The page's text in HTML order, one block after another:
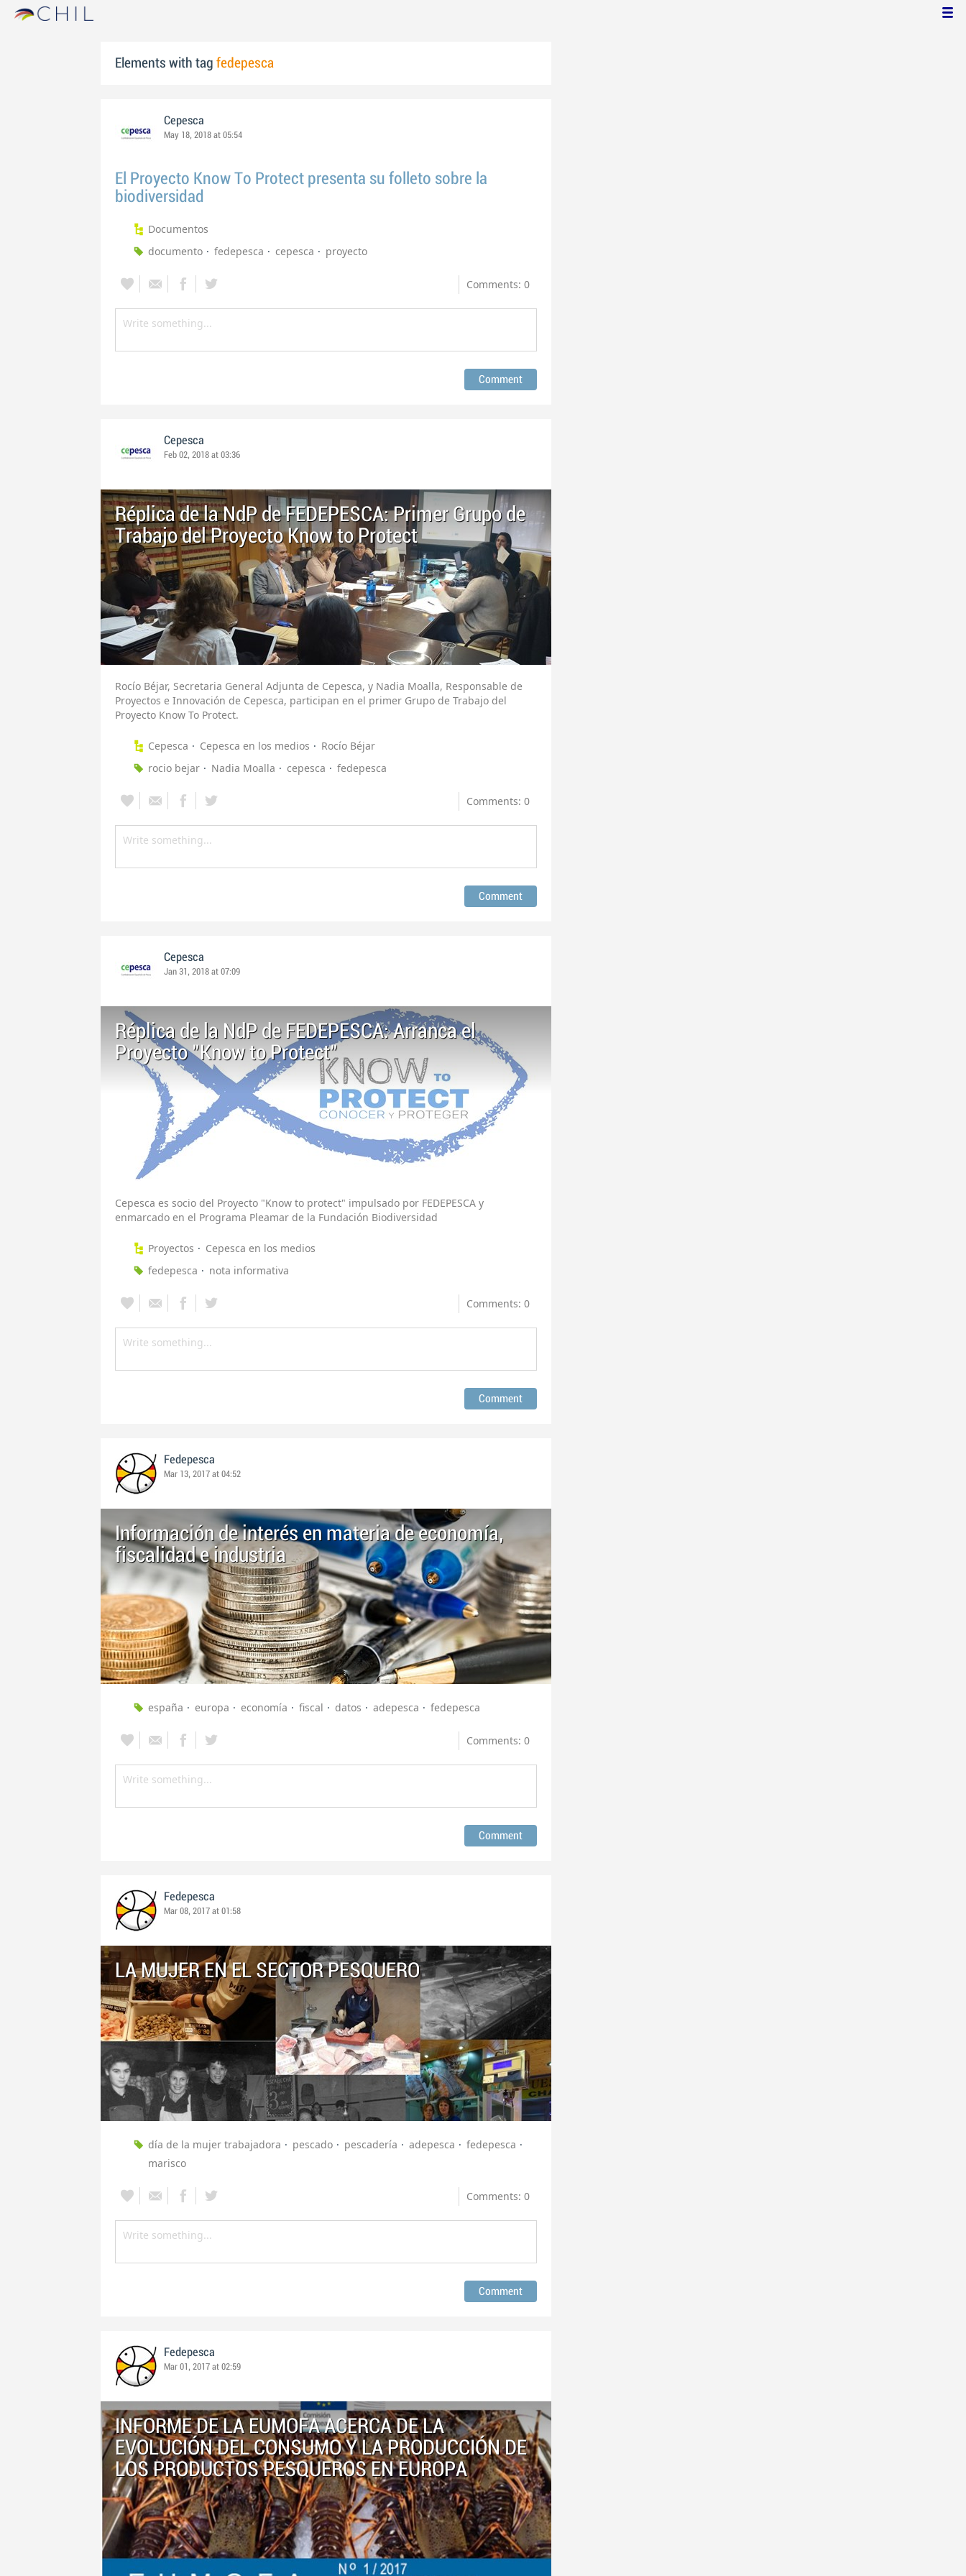
Elements with tag fedepesca
Cepesca
May 18, 2018 at 05:54
El Proyecto Know To Protect presenta su folleto sobre la
biodiversidad
Documentos
documento
fedepesca cepesca proyecto
Comments: 0
Cepesca
Feb 02, 2018 at 03:36
Réplica de la NdP de FEDEPESCA: Primer Grupo de
Trabajo del Proyecto Know to Protect
Rocío Béjar, Secretaria General Adjunta de Cepesca, y Nadia Moalla, Responsable de
Proyectos e Innovación de Cepesca, participan en el primer Grupo de Trabajo del
Proyecto Know To Protect.
Cepesca Cepesca en los medios
Rocío Béjar
rocio bejar
Nadia Moalla cepesca fedepesca
Comments: 0
Cepesca
Jan 31, 2018 at 07:09
Réplica de la NdP de FEDEPESCA: Arranca el
Proyecto "Know to Protect"
Cepesca es socio del Proyecto "Know to protect" impulsado por FEDEPESCA y
enmarcado en el Programa Pleamar de la Fundación Biodiversidad
Proyectos
Cepesca en los medios
fedepesca
nota informativa
Comments: 0
Fedepesca
Mar 13, 2017 at 04:52
Información de interés en materia de economía,
fiscalidad e industria
españa europa economía fiscal datos adepesca fedepesca
Comments: 0
Fedepesca
Mar 08, 2017 at 01:58
LA MUJER EN EL SECTOR PESQUERO
día de la mujer trabajadora pescado pescadería adepesca
fedepesca
marisco
Comments: 0
Fedepesca
Mar 01, 2017 at 02:59
INFORME DE LA EUMOFA ACERCA DE LA
EVOLUCIÓN DEL CONSUMO Y LA PRODUCCIÓN DE
LOS PRODUCTOS PESQUEROS EN EUROPA